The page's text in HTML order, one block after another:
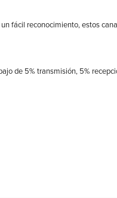
fácil reconocimiento, estos
de 5% transmisión, 5%